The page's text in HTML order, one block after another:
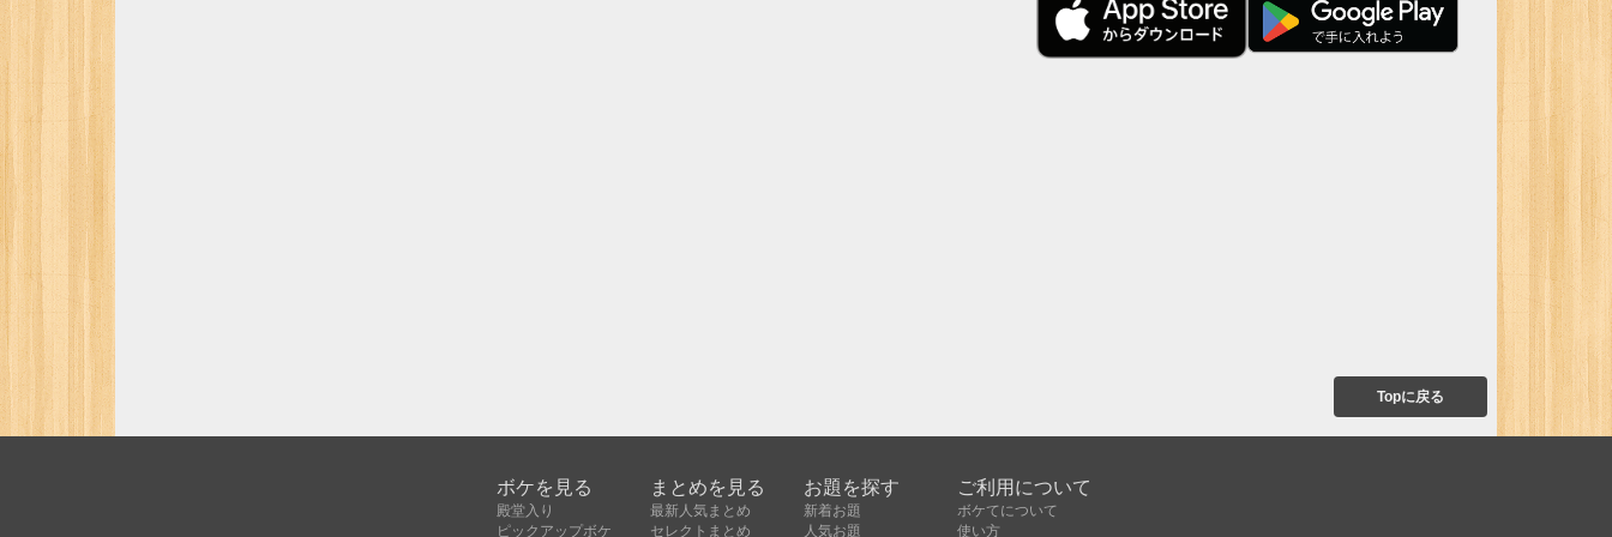
Topに戻る
ボケを見る
殿堂入り
ピックアップボケ
まとめを見る
最新人気まとめ
セレクトまとめ
お題を探す
新着お題
人気お題
ご利用について
ボケてについて
使い方